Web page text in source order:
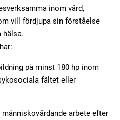
inom vård,
vill fördjupa sin förståelse
hälsa.
på minst 180 hp inom
fältet eller
arbete efter